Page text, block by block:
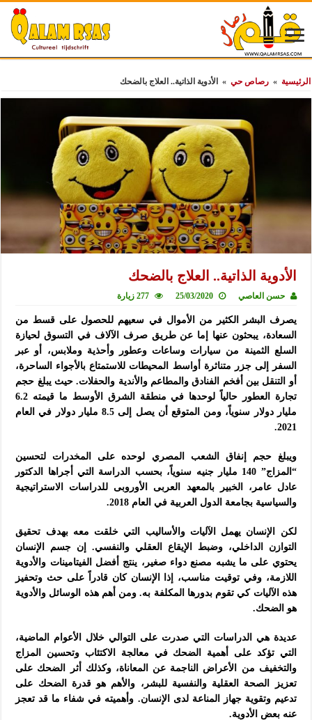
الرئيسية » رصاص حي » الأدوية الذاتية.. العلاج بالضحك
الأدوية الذاتية.. العلاج بالضحك
حسن العاصي 25/03/2020 277 زيارة
يصرف البشر الكثير من الأموال في سعيهم للحصول على قسط من
السعادة، يبحثون عنها إما عن طريق صرف الآلاف في التسوق لحيازة
السلع الثمينة من سيارات وساعات وعطور وأحذية وملابس، أو عبر
السفر إلى جزر متناثرة أواسط المحيطات للاستمتاع بالأجواء الساحرة،
أو التنقل بين أفخم الفنادق والمطاعم والأندية والحفلات. حيث يبلغ حجم
تجارة العطور حالياً لوحدها في منطقة الشرق الأوسط ما قيمته 6.2
مليار دولار سنوياً، ومن المتوقع أن يصل إلى 8.5 مليار دولار في العام
2021.
ويبلغ حجم إنفاق الشعب المصري لوحده على المخدرات لتحسين
“المزاج” 140 مليار جنيه سنوياً، بحسب الدراسة التي أجراها الدكتور
عادل عامر، الخبير بالمعهد العربى الأوروبى للدراسات الاستراتيجية
والسياسية بجامعة الدول العربية في العام 2018.
لكن الإنسان يهمل الآليات والأساليب التي خلقت معه بهدف تحقيق
التوازن الداخلي، وضبط الإيقاع العقلي والنفسي. إن جسم الإنسان
يحتوي على ما يشبه مصنع دواء صغير، ينتج أفضل الفيتامينات والأدوية
اللازمة، وفي توقيت مناسب، إذا الإنسان كان قادراً على حث وتحفيز
هذه الآليات كي تقوم بدورها المكلفة به. ومن أهم هذه الوسائل والأدوية
هو الضحك.
عديدة هي الدراسات التي صدرت على التوالي خلال الأعوام الماضية،
التي تؤكد على أهمية الضحك في معالجة الاكتئاب وتحسين المزاج
والتخفيف من الأعراض الناجمة عن المعاناة، وكذلك أثر الضحك على
تعزيز الصحة العقلية والنفسية للبشر، والأهم هو قدرة الضحك على
تدعيم وتقوية جهاز المناعة لدى الإنسان. وأهميته في شفاء ما قد تعجز
عنه بعض الأدوية.